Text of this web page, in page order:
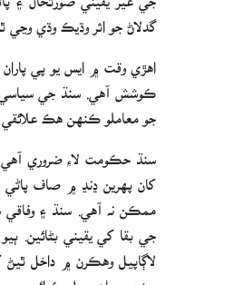
گدلاڻ جو اثر وڌيڪ وڌي وڃي
اهڙي وقت ۾ ايس يو پي
ڪوشش آهي. سنڌ جي سياسي،
جو معاملو ڪنهن هڪ
سنڌ حڪومت لاءِ ضروري
کان پهرين ڍنڍ ۾ صاف پاڻي
ممڪن نه آهي. سنڌ ۽ وفاقي
جي بقا کي يقيني بڻائين.
لاڳاپيل وهڪرن ۾ داخل ٿيڻ
سختي سان عمل ڪرائجي.